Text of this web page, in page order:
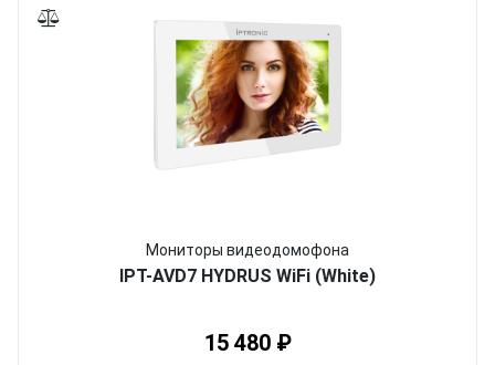
Мониторы видеодомофона
IPT-AVD7 HYDRUS WiFi (White)
15 480 ₽